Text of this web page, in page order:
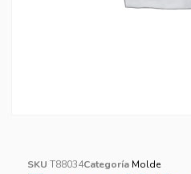
SKU T88034Categoría Molde